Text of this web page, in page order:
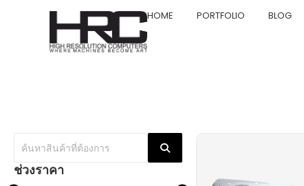
HOME PORTFOLIO BLOG
ช่วงราคา